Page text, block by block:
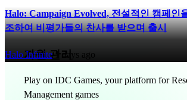
Halo: Campaign Evolved, 전설적인 캠페인
조하여 비평가들의 찬사를 받으며 출시
Halo Infinite 1 days ago
자원 관리
Play on IDC Games, your platform for
Management games